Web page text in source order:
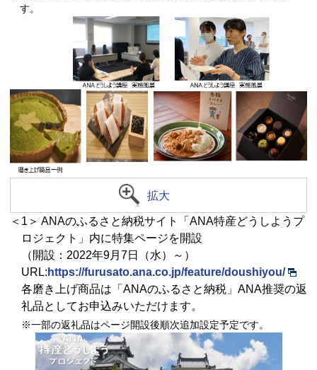
す。
拡大
＜1＞ ANAのふるさと納税サイト「ANA特産どうしようプ
ロジェクト」内に特集ページを開設
（開設：2022年9月7日（水）～）
URL: https://furusato.ana.co.jp/feature/doushiyou/
各磨き上げ商品は「ANAのふるさと納税」ANA推奨の返
礼品としてお申込みいただけます。
※一部の返礼品はページ開設後順次追加設定予定です。